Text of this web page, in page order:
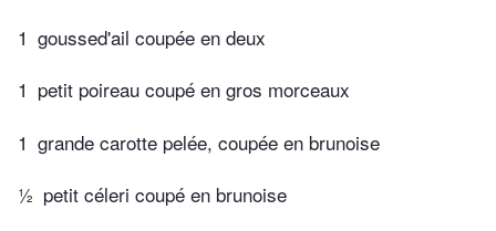
1 goussed'ail coupée en deux
1 petit poireau coupé en gros morceaux
1 grande carotte pelée, coupée en brunoise
½ petit céleri coupé en brunoise